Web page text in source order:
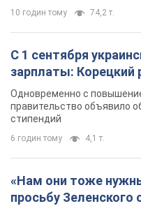
10 годин тому 74,2 т.
С 1 сентября
зарплаты: Корецкий
Одновременно с
правительство объявило
стипендий
6 годин тому 4,1 т.
«Нам они тоже
просьбу Зеленского